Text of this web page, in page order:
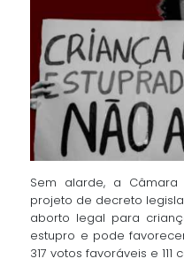
Sem alarde, a
projeto de decreto
aborto legal para
estupro e pode
317 votos favoráveis e